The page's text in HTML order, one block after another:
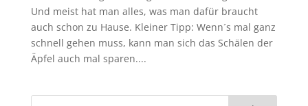
Und meist hat man alles, was man dafür braucht
auch schon zu Hause. Kleiner Tipp: Wenn´s mal ganz
schnell gehen muss, kann man sich das Schälen der
Äpfel auch mal sparen....